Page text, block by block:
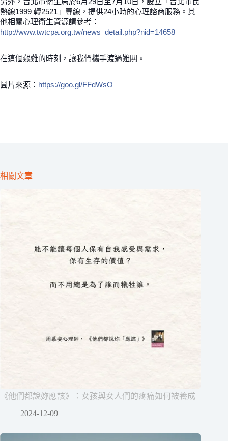
熱線1999 轉2521」專線，提供24小時的心理諮商服務。其
他相關心理衛生資源請參考：
http://www.twtcpa.org.tw/news_detail.php?nid=14658
在這個艱難的時刻，讓我們攜手渡過難關。
圖片來源： https://goo.gl/FFdWsO
相關文章
《他們都說妳應該》：女孩與女人們的疼痛如何被養成
2024-12-09